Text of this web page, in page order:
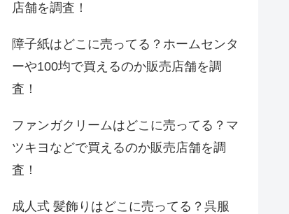
店舗を調査！
障子紙はどこに売ってる？ホームセンタ
ーや100均で買えるのか販売店舗を調
査！
ファンガクリームはどこに売ってる？マ
ツキヨなどで買えるのか販売店舗を調
査！
成人式 髪飾りはどこに売ってる？呉服